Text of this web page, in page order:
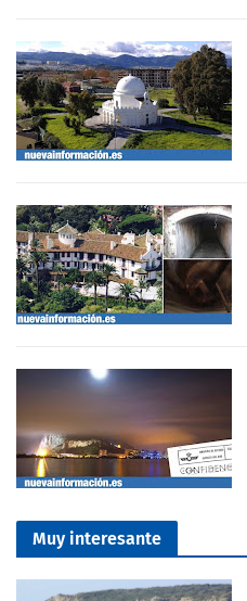
Muy interesante